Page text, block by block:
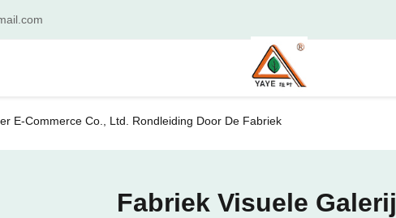
E-Commerce Co., Ltd. Rondleiding Door De Fabriek
Fabriek Visuele Galerij